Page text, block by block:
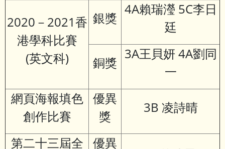
2020－2021香
港學科比賽
(英文科)
銀獎
4A賴瑞瀅 5C李日
廷
銅獎
3A王貝妍 4A劉同
一
網頁海報填色
創作比賽
優異
獎
3B 凌詩晴
第二十三屆全
優異